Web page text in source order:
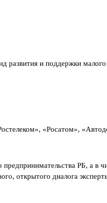
и поддержки
«Росатом»,
РБ, а в
диалога